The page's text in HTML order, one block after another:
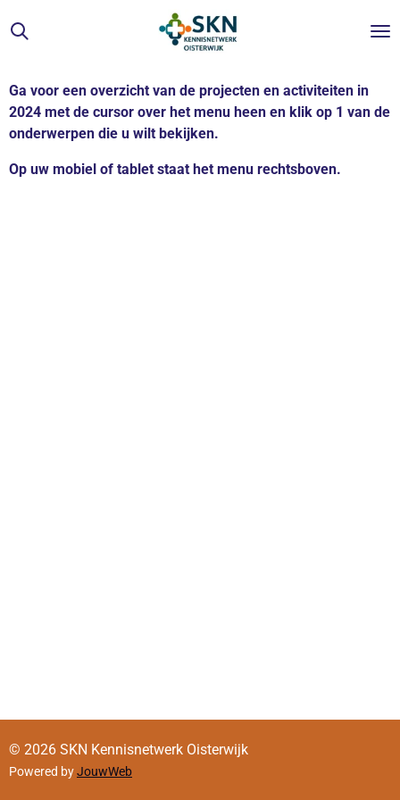
Ga
direct
de
hoofdinhoud
Ga voor een overzicht van de projecten en activiteiten in
2024 met de cursor over het menu heen en klik op 1 van de
onderwerpen die u wilt bekijken.
Op uw mobiel of tablet staat het menu rechtsboven.
© 2026 SKN Kennisnetwerk Oisterwijk
Powered byJouwWeb